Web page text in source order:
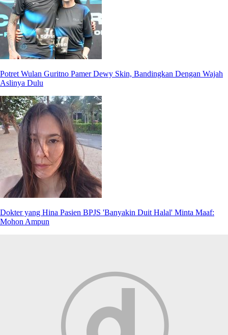
Potret Wulan Guritno Pamer Dewy Skin, Bandingkan Dengan Wajah
Aslinya Dulu
Dokter yang Hina Pasien BPJS 'Banyakin Duit Halal' Minta Maaf:
Mohon Ampun